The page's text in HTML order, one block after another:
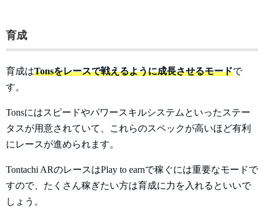
育成
育成はTonsをレースで戦えるように成長させるモードで
す。
Tonsにはスピードやパワースキルシステムといったステー
タスが用意されていて、これらのスペックが高いほど有利
にレースが進められます。
Tontachi ARのレースはPlay to earnで稼ぐには重要なモードで
すので、たくさん稼ぎたい方は育成に力を入れるといいで
しょう。